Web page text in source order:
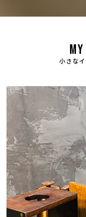
小さな